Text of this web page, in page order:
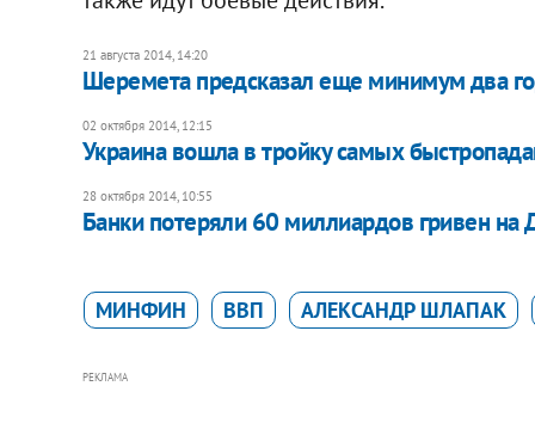
21 августа 2014, 14:20
Шеремета предсказал еще минимум два
02 октября 2014, 12:15
Украина вошла в тройку самых
28 октября 2014, 10:55
Банки потеряли 60 миллиардов гривен на
МИНФИН ВВП АЛЕКСАНДР ШЛАПАК
РЕКЛАМА